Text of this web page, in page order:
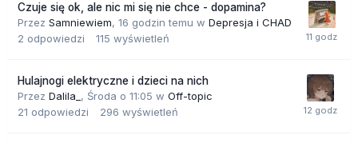
Czuje się ok, ale nic mi się nie chce - dopamina?
Przez Samniewiem, 16 godzin temu w Depresja i CHAD
2 odpowiedzi 115 wyświetleń
Hulajnogi elektryczne i dzieci na nich
Przez Dalila_ , Środa o 11:05 w Off-topic
21 odpowiedzi 296 wyświetleń